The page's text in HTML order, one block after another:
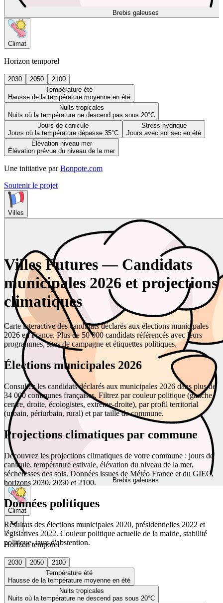
Brebis galeuses
Climat
Horizon temporel
2030 2050
2100
Température été
Hausse de la température moyenne en été
Nuits tropicales
Nuits où la température ne descend pas sous 20°C
Jours de canicule
Jours où la température dépasse 35°C
Stress hydrique
Jours avec sol sec en été
Élévation niveau mer
Élévation prévue du niveau de la mer
Une initiative par Bonpote.com
Soutenir le projet
Villes
Brebis galeuses
Climat
Horizon temporel
2030 2050
2100
Température été
Hausse de la température moyenne en été
Nuits tropicales
Nuits où la température ne descend pas sous 20°C
Villes Futures — Candidats
municipales 2026 et projections
climatiques
Carte interactive des candidats déclarés aux élections municipales
2026 en France. Plus de 50 000 candidats référencés avec leurs
programmes, sites de campagne et étiquettes politiques.
Élections municipales 2026
Consultez les candidats déclarés aux municipales 2026 dans plus de
34 000 communes françaises. Filtrez par couleur politique (gauche,
centre, droite, écologistes, extrême-droite), par profil territorial
(urbain, périurbain, rural) et par taille de commune.
Projections climatiques par commune
Découvrez les projections climatiques de votre commune : jours de
canicule, température estivale, élévation du niveau de la mer,
sécheresses des sols. Données issues de Météo France et du GIEC,
horizons 2030, 2050 et 2100.
Données politiques
Résultats des élections municipales 2020, présidentielles 2022 et
législatives 2022. Couleur politique actuelle de la mairie, stabilité
politique, taux d'abstention.